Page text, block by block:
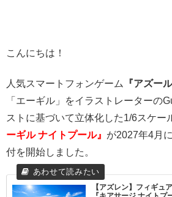
こんにちは！
人気スマートフォンゲーム 『アズー
「エーギル」をイラストレーターの
ストに基づいて立体化した1/6スケー
ーギル ナイトプール』 が2027年4月
付を開始しました。
【アズレン】フィギュ